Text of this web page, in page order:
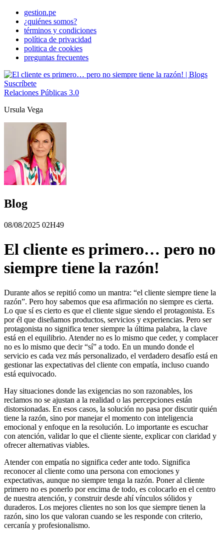
gestion.pe
¿quiénes somos?
términos y condiciones
política de privacidad
politica de cookies
preguntas frecuentes
Suscríbete
Relaciones Públicas 3.0
Ursula Vega
Blog
08/08/2025 02H49
El cliente es primero… pero no
siempre tiene la razón!
Durante años se repitió como un mantra: “el cliente siempre tiene la
razón”. Pero hoy sabemos que esa afirmación no siempre es cierta.
Lo que sí es cierto es que el cliente sigue siendo el protagonista. Es
por él que diseñamos productos, servicios y experiencias. Pero ser
protagonista no significa tener siempre la última palabra, la clave
está en el equilibrio. Atender no es lo mismo que ceder, y complacer
no es lo mismo que decir “sí” a todo. En un mundo donde el
servicio es cada vez más personalizado, el verdadero desafío está en
gestionar las expectativas del cliente con empatía, incluso cuando
está equivocado.
Hay situaciones donde las exigencias no son razonables, los
reclamos no se ajustan a la realidad o las percepciones están
distorsionadas. En esos casos, la solución no pasa por discutir quién
tiene la razón, sino por manejar el momento con inteligencia
emocional y enfoque en la resolución. Lo importante es escuchar
con atención, validar lo que el cliente siente, explicar con claridad y
ofrecer alternativas viables.
Atender con empatía no significa ceder ante todo. Significa
reconocer al cliente como una persona con emociones y
expectativas, aunque no siempre tenga la razón. Poner al cliente
primero no es ponerlo por encima de todo, es colocarlo en el centro
de nuestra atención, y construir desde ahí vínculos sólidos y
duraderos. Los mejores clientes no son los que siempre tienen la
razón, sino los que valoran cuando se les responde con criterio,
cercanía y profesionalismo.